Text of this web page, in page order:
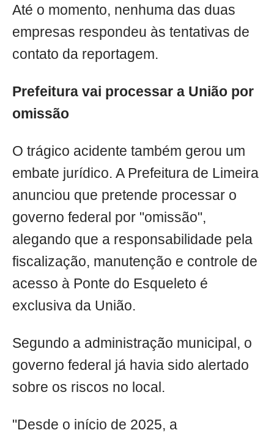
Até o momento, nenhuma das duas
empresas respondeu às tentativas de
contato da reportagem.
Prefeitura vai processar a União por
omissão
O trágico acidente também gerou um
embate jurídico. A Prefeitura de Limeira
anunciou que pretende processar o
governo federal por "omissão",
alegando que a responsabilidade pela
fiscalização, manutenção e controle de
acesso à Ponte do Esqueleto é
exclusiva da União.
Segundo a administração municipal, o
governo federal já havia sido alertado
sobre os riscos no local.
"Desde o início de 2025, a